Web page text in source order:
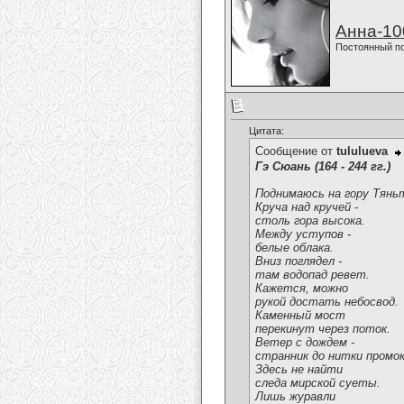
Анна-
Постоянный
Цитата:
Сообщение от tululueva
Гэ Сюань (164 - 244 гг.)
Поднимаюсь на гору
Круча над кручей -
столь гора высока.
Между уступов -
белые облака.
Вниз поглядел -
там водопад ревет.
Кажется, можно
рукой достать небосвод.
Каменный мост
перекинут через поток.
Ветер с дождем -
странник до нитки
Здесь не найти
следа мирской суеты.
Лишь журавли